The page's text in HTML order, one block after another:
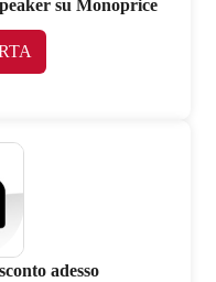
su Monoprice
adesso